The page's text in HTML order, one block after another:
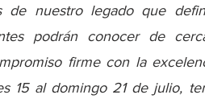
de nuestro legado que
podrán conocer de
firme con la
15 al domingo 21 de julio,